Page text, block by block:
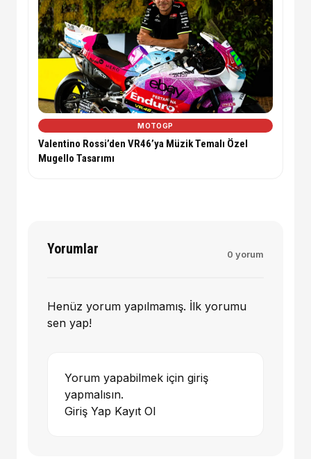
MOTOGP
Valentino Rossi’den VR46’ya Müzik Temalı Özel
Mugello Tasarımı
Yorumlar 0 yorum
Henüz yorum yapılmamış. İlk yorumu
sen yap!
Yorum yapabilmek için giriş
yapmalısın.
Giriş Yap Kayıt Ol